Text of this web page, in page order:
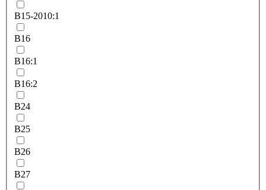
B15-2010:1
B16
B16:1
B16:2
B24
B25
B26
B27